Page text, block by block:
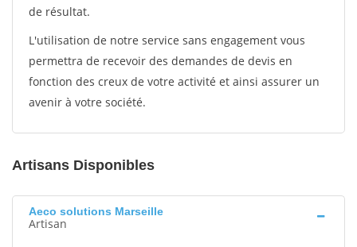
de résultat.
L'utilisation de notre service sans engagement vous
permettra de recevoir des demandes de devis en
fonction des creux de votre activité et ainsi assurer un
avenir à votre société.
Artisans Disponibles
Aeco solutions Marseille
Artisan